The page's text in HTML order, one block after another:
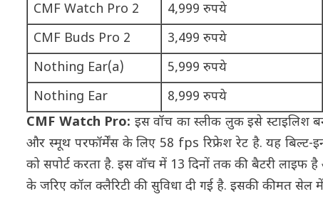
CMF Watch Pro 2
4,999 रुपये
CMF Buds Pro 2
3,499 रुपये
Nothing Ear(a)
5,999 रुपये
Nothing Ear
8,999 रुपये
CMF Watch Pro: इस वॉच का स्लीक लुक इसे स्टाइलिश
और स्मूथ परफॉर्मेंस के लिए 58 fps रिफ्रेश रेट है. यह बिल्ट-
को सपोर्ट करता है. इस वॉच में 13 दिनों तक की बैटरी लाइफ
के जरिए कॉल क्लैरिटी की सुविधा दी गई है. इसकी कीमत सेल